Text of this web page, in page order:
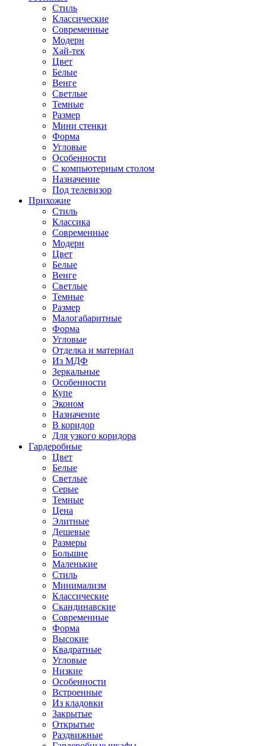
Стиль
Классические
Современные
Модерн
Хай-тек
Цвет
Белые
Венге
Светлые
Темные
Размер
Мини стенки
Форма
Угловые
Особенности
С компьютерным столом
Назначение
Под телевизор
Прихожие
Стиль
Классика
Современные
Модерн
Цвет
Белые
Венге
Светлые
Темные
Размер
Малогабаритные
Форма
Угловые
Отделка и материал
Из МДФ
Зеркальные
Особенности
Купе
Эконом
Назначение
В коридор
Для узкого коридора
Гардеробные
Цвет
Белые
Светлые
Серые
Темные
Цена
Элитные
Дешевые
Размеры
Большие
Маленькие
Стиль
Минимализм
Классические
Скандинавские
Современные
Форма
Высокие
Квадратные
Угловые
Низкие
Особенности
Встроенные
Из кладовки
Закрытые
Открытые
Раздвижные